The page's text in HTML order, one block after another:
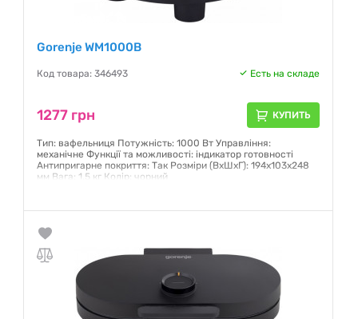
Gorenje WM1000B
Код товара: 346493 Есть на складе
1277 грн КУПИТЬ
Тип: вафельниця Потужність: 1000 Вт Управління:
механічне Функції та можливості: індикатор готовності
Антипригарне покриття: Так Розміри (ВхШхГ): 194х103х248
мм Вага: 1.5 кг Колір: чорний